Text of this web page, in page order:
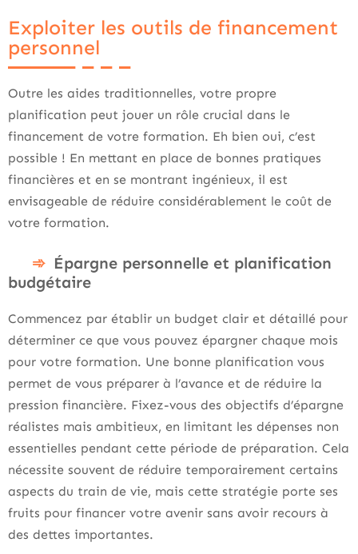
Exploiter les outils de financement
personnel
Outre les aides traditionnelles, votre propre
planification peut jouer un rôle crucial dans le
financement de votre formation. Eh bien oui, c’est
possible ! En mettant en place de bonnes pratiques
financières et en se montrant ingénieux, il est
envisageable de réduire considérablement le coût de
votre formation.
Épargne personnelle et planification
budgétaire
Commencez par établir un budget clair et détaillé pour
déterminer ce que vous pouvez épargner chaque mois
pour votre formation. Une bonne planification vous
permet de vous préparer à l’avance et de réduire la
pression financière. Fixez-vous des objectifs d’épargne
réalistes mais ambitieux, en limitant les dépenses non
essentielles pendant cette période de préparation. Cela
nécessite souvent de réduire temporairement certains
aspects du train de vie, mais cette stratégie porte ses
fruits pour financer votre avenir sans avoir recours à
des dettes importantes.